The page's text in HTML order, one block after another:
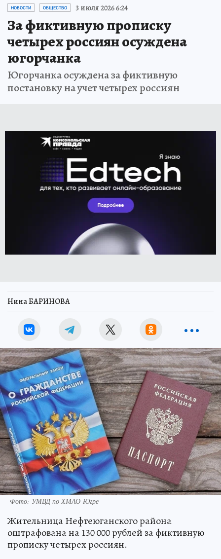
НОВОСТИ ОБЩЕСТВО 3 июля 2026 6:24
За фиктивную прописку
четырех россиян осуждена
югорчанка
Югорчанка осуждена за фиктивную
постановку на учет четырех россиян
Нина БАРИНОВА
Фото: УМВД по ХМАО-Югре
Жительница Нефтеюганского района
оштрафована на 130 000 рублей за фиктивную
прописку четырех россиян.